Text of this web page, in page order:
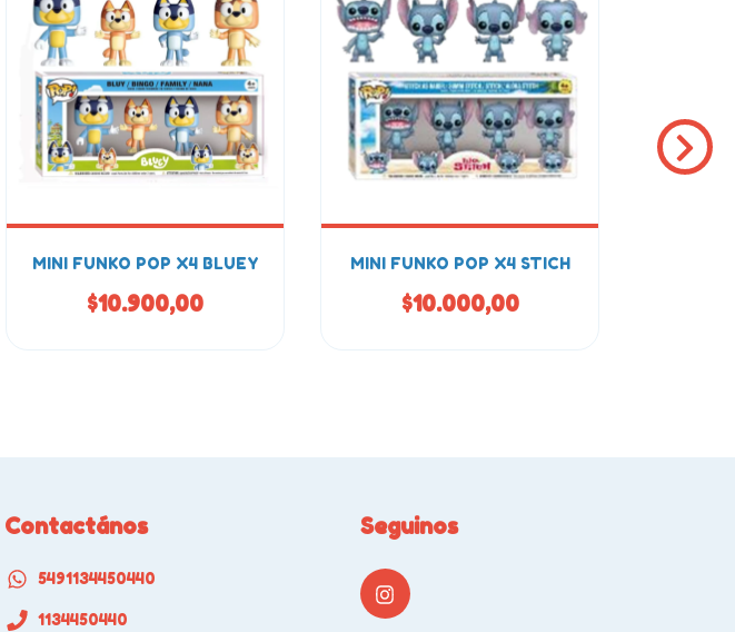
MINI FUNKO POP X4 BLUEY
$10.900,00
MINI FUNKO POP X4 STICH
$10.000,00
Contactános
5491134450440
1134450440
Seguinos